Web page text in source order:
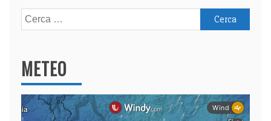
Ricerca
per:
METEO